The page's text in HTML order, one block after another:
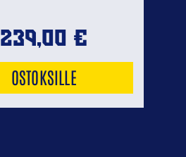
239,00 €
OSTOKSILLE